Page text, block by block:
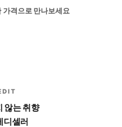
가격으로 만나보세요
않는 취향
디셀러